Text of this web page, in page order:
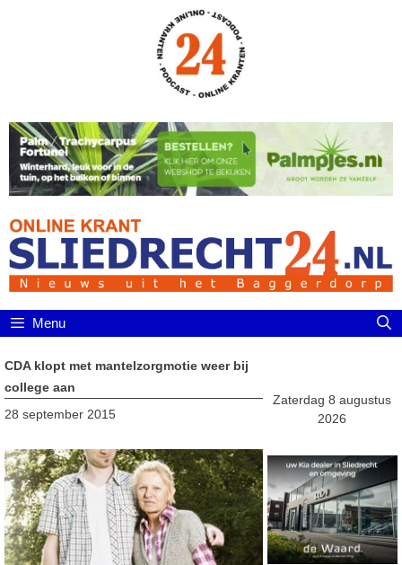
Menu
CDA klopt met mantelzorgmotie weer bij
college aan
28 september 2015
Zaterdag 8 augustus
2026